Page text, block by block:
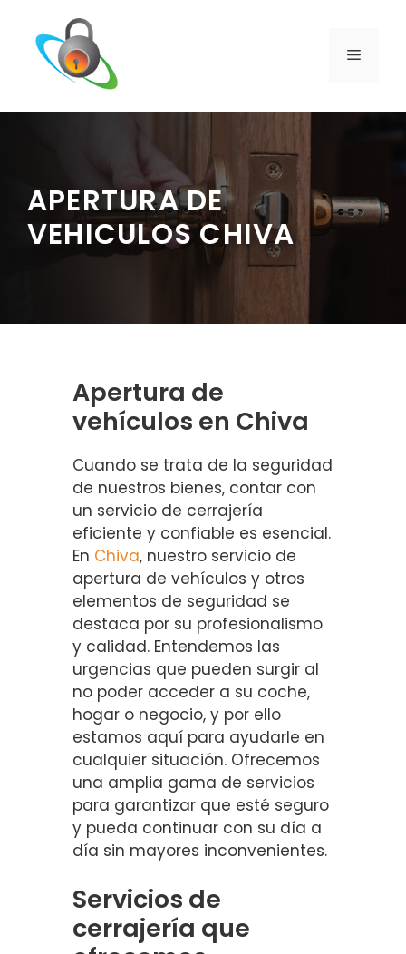
contenido
MENÚ
APERTURA DE
VEHICULOS CHIVA
Apertura de
vehículos en Chiva
Cuando se trata de la seguridad
de nuestros bienes, contar con
un servicio de cerrajería
eficiente y confiable es esencial.
En Chiva, nuestro servicio de
apertura de vehículos y otros
elementos de seguridad se
destaca por su profesionalismo
y calidad. Entendemos las
urgencias que pueden surgir al
no poder acceder a su coche,
hogar o negocio, y por ello
estamos aquí para ayudarle en
cualquier situación. Ofrecemos
una amplia gama de servicios
para garantizar que esté seguro
y pueda continuar con su día a
día sin mayores inconvenientes.
Servicios de
cerrajería que